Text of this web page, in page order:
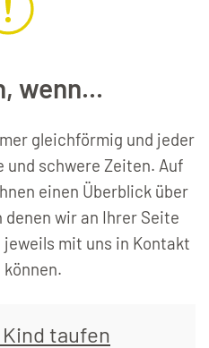
wenn...
gleichförmig und jeder
schwere Zeiten. Auf
einen Überblick über
wir an Ihrer Seite
jeweils mit uns in Kontakt
taufen